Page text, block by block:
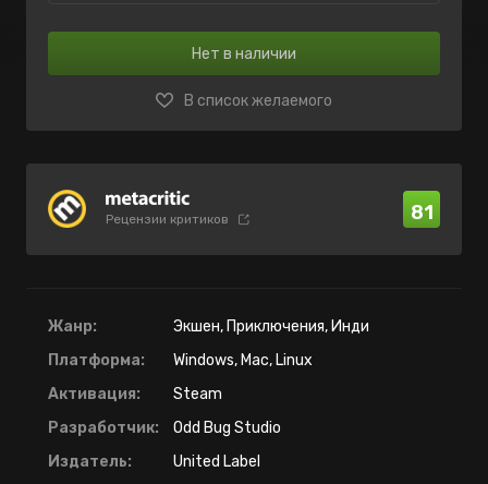
Нет в наличии
В список желаемого
Рецензии критиков 81
Жанр:
Экшен, Приключения, Инди
Платформа:
Windows, Mac, Linux
Активация:
Steam
Разработчик:
Odd Bug Studio
Издатель:
United Label